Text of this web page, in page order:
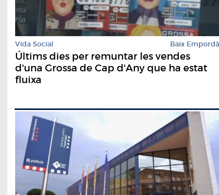
Vida Social Baix Empordà
Últims dies per remuntar les vendes
d'una Grossa de Cap d'Any que ha estat
fluixa